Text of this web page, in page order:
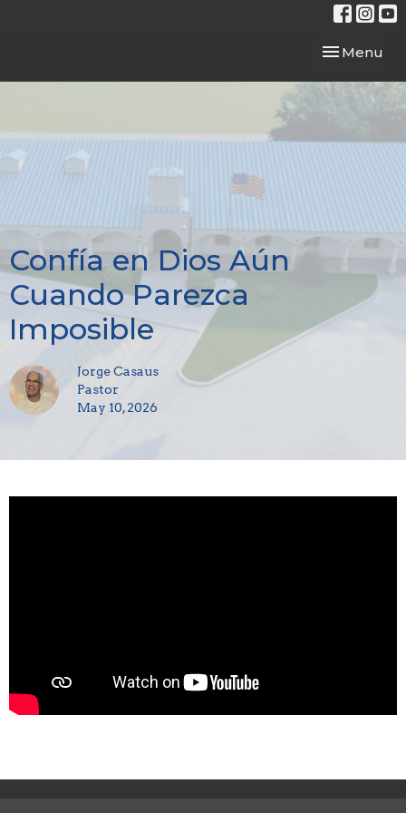
Toggle
Menu
Confía en Dios Aún
Cuando Parezca
Imposible
Jorge Casaus
Pastor
May 10, 2026